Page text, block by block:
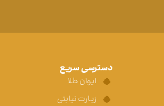
دسترسی سریع
ایوان طلا
زیارت نیابتی